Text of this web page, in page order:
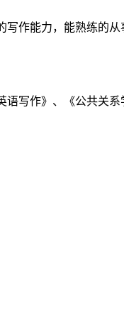
作能力，能熟练的
写作》、《公共关系